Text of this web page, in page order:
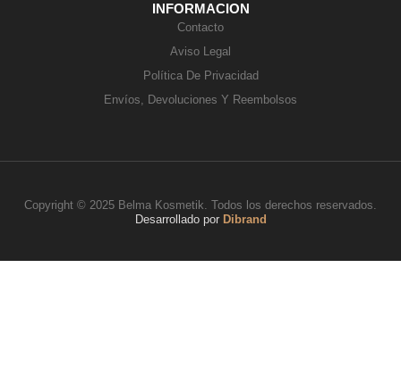
INFORMACION
Contacto
Aviso Legal
Política De Privacidad
Envíos, Devoluciones Y Reembolsos
Copyright © 2025 Belma Kosmetik. Todos los derechos reservados.
Desarrollado por Dibrand